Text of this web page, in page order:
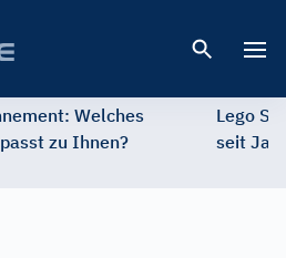
Welches
zu Ihnen?
Lego
seit